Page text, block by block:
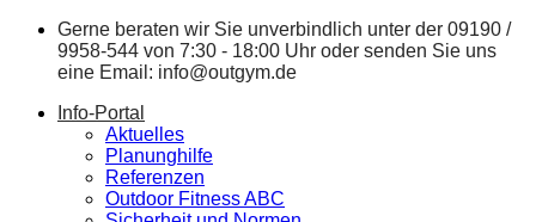
Zum
springen
Gerne beraten wir Sie unverbindlich unter der 09190 /
9958-544 von 7:30 - 18:00 Uhr oder senden Sie uns
eine Email: info@outgym.de
Info-Portal
Aktuelles
Planunghilfe
Referenzen
Outdoor Fitness ABC